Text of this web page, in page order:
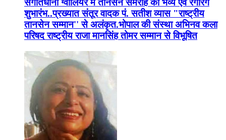
संगीतधानी ग्वालियर में तानसेन समरोह का भव्य एवं रंगारंग
शुभारंभ..प्रख्यात संतूर वादक पं. सतीश व्यास "राष्ट्रीय
तानसेन सम्मान'' से अलंकृत.भोपाल की संस्था अभिनव कला
परिषद राष्ट्रीय राजा मानसिंह तोमर सम्मान से विभूषित